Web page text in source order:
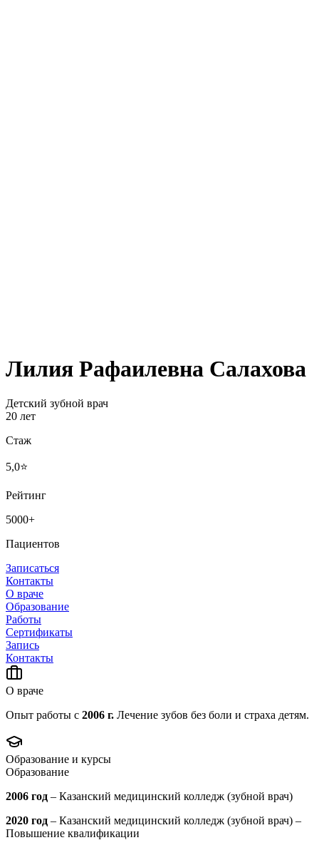
Лилия Рафаилевна Салахова
Детский зубной врач
20 лет
Стаж
5,0⭐
Рейтинг
5000+
Пациентов
Записаться
Контакты
О враче
Образование
Работы
Сертификаты
Запись
Контакты
О враче
Опыт работы с 2006 г. Лечение зубов без боли и страха детям.
Образование и курсы
Образование
2006 год – Казанский медицинский колледж (зубной врач)
2020 год – Казанский медицинский колледж (зубной врач) –
Повышение квалификации